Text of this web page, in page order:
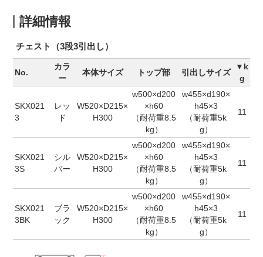
詳細情報
チェスト（3段3引出し）
No.
カラ
ー
本体サイズ トップ部 引出しサイズ
▼k
g
SKX021
3
レッ
ド
W520×D215×
H300
w500×d200
×h60
（耐荷重8.5
kg）
w455×d190×
h45×3
（耐荷重5k
g）
11
SKX021
3S
シル
バー
W520×D215×
H300
w500×d200
×h60
（耐荷重8.5
kg）
w455×d190×
h45×3
（耐荷重5k
g）
11
SKX021
3BK
ブラ
ック
W520×D215×
H300
w500×d200
×h60
（耐荷重8.5
kg）
w455×d190×
h45×3
（耐荷重5k
g）
11